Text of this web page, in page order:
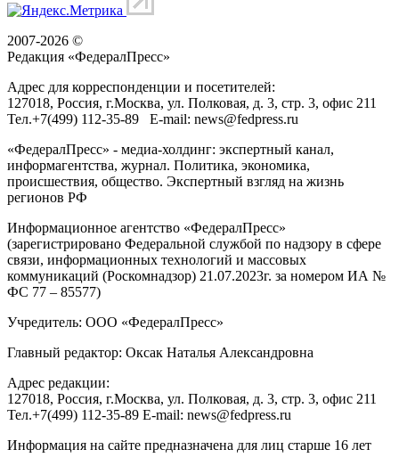
2007-2026 ©
Редакция «ФедералПресс»
Адрес для корреспонденции и посетителей:
127018, Россия, г.Москва, ул. Полковая, д. 3, стр. 3, офис 211
Тел.+7(499) 112-35-89 E-mail: news@fedpress.ru
«ФедералПресс» - медиа-холдинг: экспертный канал,
информагентства, журнал. Политика, экономика,
происшествия, общество. Экспертный взгляд на жизнь
регионов РФ
Информационное агентство «ФедералПресс»
(зарегистрировано Федеральной службой по надзору в сфере
связи, информационных технологий и массовых
коммуникаций (Роскомнадзор) 21.07.2023г. за номером ИА №
ФС 77 – 85577)
Учредитель: ООО «ФедералПресс»
Главный редактор: Оксак Наталья Александровна
Адрес редакции:
127018, Россия, г.Москва, ул. Полковая, д. 3, стр. 3, офис 211
Тел.+7(499) 112-35-89 E-mail: news@fedpress.ru
Информация на сайте предназначена для лиц старше 16 лет